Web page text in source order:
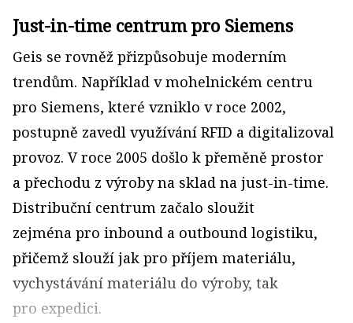
Just-in-time centrum pro Siemens
Geis se rovněž přizpůsobuje moderním
trendům. Například v mohelnickém centru
pro Siemens, které vzniklo v roce 2002,
postupně zavedl využívání RFID a digitalizoval
provoz. V roce 2005 došlo k přeměně prostor
a přechodu z výroby na sklad na just-in-time.
Distribuční centrum začalo sloužit
zejména pro inbound a outbound logistiku,
přičemž slouží jak pro příjem materiálu,
vychystávání materiálu do výroby, tak
pro expedici.